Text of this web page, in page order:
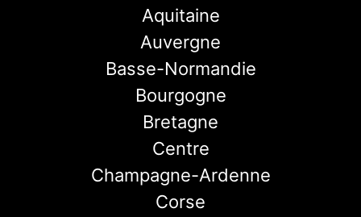
Aquitaine
Auvergne
Basse-Normandie
Bourgogne
Bretagne
Centre
Champagne-Ardenne
Corse